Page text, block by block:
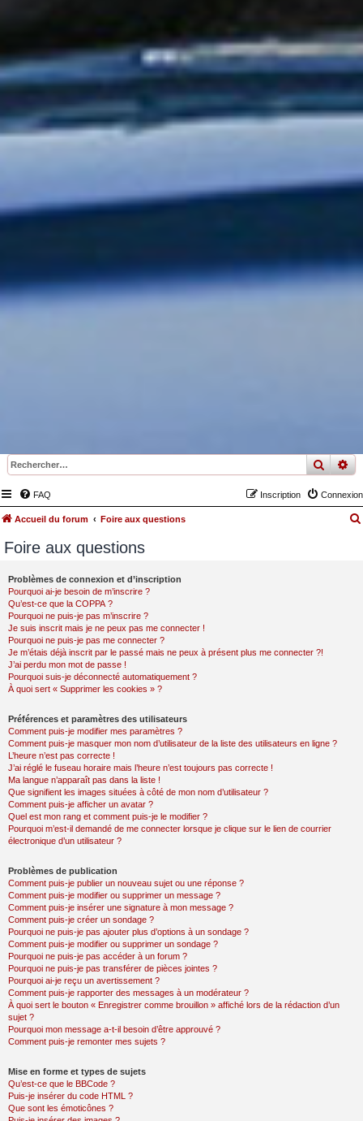
FAQ Connexion
Inscription
Accueil du forum Foire aux questions
Foire aux questions
Problèmes de connexion et d’inscription
Pourquoi ai-je besoin de m’inscrire ?
Qu’est-ce que la COPPA ?
Pourquoi ne puis-je pas m’inscrire ?
Je suis inscrit mais je ne peux pas me connecter !
Pourquoi ne puis-je pas me connecter ?
Je m’étais déjà inscrit par le passé mais ne peux à présent plus me connecter ?!
J’ai perdu mon mot de passe !
Pourquoi suis-je déconnecté automatiquement ?
À quoi sert « Supprimer les cookies » ?
Préférences et paramètres des utilisateurs
Comment puis-je modifier mes paramètres ?
Comment puis-je masquer mon nom d’utilisateur de la liste des utilisateurs en ligne ?
L’heure n’est pas correcte !
J’ai réglé le fuseau horaire mais l’heure n’est toujours pas correcte !
Ma langue n’apparaît pas dans la liste !
Que signifient les images situées à côté de mon nom d’utilisateur ?
Comment puis-je afficher un avatar ?
Quel est mon rang et comment puis-je le modifier ?
Pourquoi m’est-il demandé de me connecter lorsque je clique sur le lien de courrier
électronique d’un utilisateur ?
Problèmes de publication
Comment puis-je publier un nouveau sujet ou une réponse ?
Comment puis-je modifier ou supprimer un message ?
Comment puis-je insérer une signature à mon message ?
Comment puis-je créer un sondage ?
Pourquoi ne puis-je pas ajouter plus d’options à un sondage ?
Comment puis-je modifier ou supprimer un sondage ?
Pourquoi ne puis-je pas accéder à un forum ?
Pourquoi ne puis-je pas transférer de pièces jointes ?
Pourquoi ai-je reçu un avertissement ?
Comment puis-je rapporter des messages à un modérateur ?
À quoi sert le bouton « Enregistrer comme brouillon » affiché lors de la rédaction d’un
sujet ?
Pourquoi mon message a-t-il besoin d’être approuvé ?
Comment puis-je remonter mes sujets ?
Mise en forme et types de sujets
Qu’est-ce que le BBCode ?
Puis-je insérer du code HTML ?
Que sont les émoticônes ?